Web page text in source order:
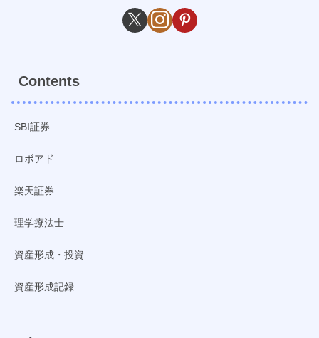
Contents
SBI証券
ロボアド
楽天証券
理学療法士
資産形成・投資
資産形成記録